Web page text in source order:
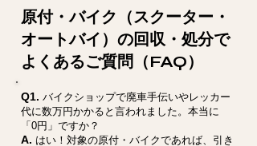
原付・バイク（スクーター・
オートバイ）の回収・処分で
よくあるご質問（FAQ）
Q1. バイクショップで廃車手伝いやレッカー
代に数万円かかると言われました。本当に
「0円」ですか？
A. はい！対象の原付・バイクであれば、引き